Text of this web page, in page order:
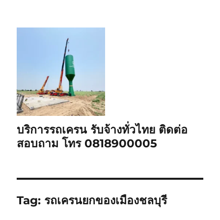
บริการรถเครน รับจ้างทั่วไทย ติดต่อ
สอบถาม โทร 0818900005
Tag: รถเครนยกของเมืองชลบุรี